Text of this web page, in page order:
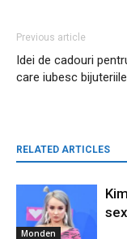
Previous article
Idei de cadouri
care iubesc bijuteriile
RELATED ARTICLES
Monden